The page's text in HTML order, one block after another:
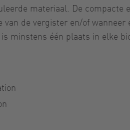
materiaal. De
de vergister en/of
minstens één plaats in elke